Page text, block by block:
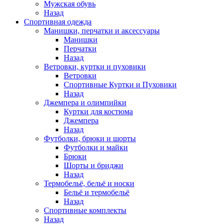
Мужская обувь
Назад
Спортивная одежда
Манишки, перчатки и аксессуары
Манишки
Перчатки
Назад
Ветровки, куртки и пуховики
Ветровки
Спортивные Куртки и Пуховики
Назад
Джемпера и олимпийки
Куртки для костюма
Джемпера
Назад
Футболки, брюки и шорты
Футболки и майки
Брюки
Шорты и бриджи
Назад
Термобельё, бельё и носки
Бельё и термобельё
Назад
Спортивные комплекты
Назад